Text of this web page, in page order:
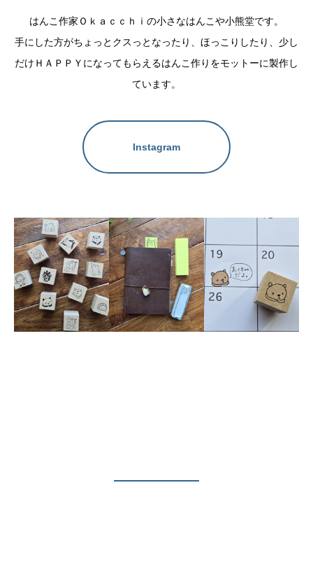
はんこ作家Ｏｋａｃｃｈｉの小さなはんこや小熊堂です。
手にした方がちょっとクスっとなったり、ほっこりしたり、少し
だけＨＡＰＰＹになってもらえるはんこ作りをモットーに製作し
ています。
Instagram